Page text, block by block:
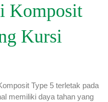
Komposit
Kursi
Type 5 terletak pada
memiliki daya tahan yang